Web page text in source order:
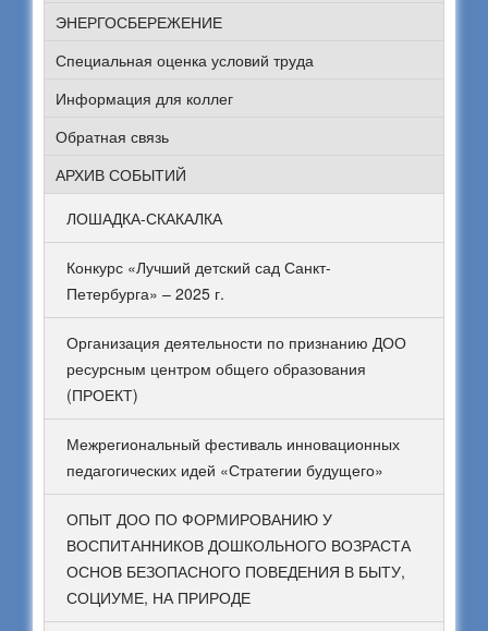
ЭНЕРГОСБЕРЕЖЕНИЕ
Специальная оценка условий труда
Информация для коллег
Обратная связь
АРХИВ СОБЫТИЙ
ЛОШАДКА-СКАКАЛКА
Конкурс «Лучший детский сад Санкт-
Петербурга» – 2025 г.
Организация деятельности по признанию ДОО
ресурсным центром общего образования
(ПРОЕКТ)
Межрегиональный фестиваль инновационных
педагогических идей «Стратегии будущего»
ОПЫТ ДОО ПО ФОРМИРОВАНИЮ У
ВОСПИТАННИКОВ ДОШКОЛЬНОГО ВОЗРАСТА
ОСНОВ БЕЗОПАСНОГО ПОВЕДЕНИЯ В БЫТУ,
СОЦИУМЕ, НА ПРИРОДЕ